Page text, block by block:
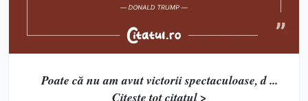
Poate că nu am avut victorii spectaculoase, d ...
Citește tot citatul >